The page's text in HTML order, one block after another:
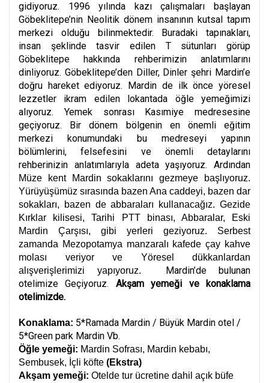
gidiyoruz. 1996 yılında kazı çalışmaları başlayan
Göbeklitepe’nin Neolitik dönem insanının kutsal tapım
merkezi olduğu bilinmektedir. Buradaki tapınakları,
insan şeklinde tasvir edilen T sütunları görüp
Göbeklitepe hakkında rehberimizin anlatımlarını
dinliyoruz. Göbeklitepe’den Diller, Dinler şehri Mardin’e
doğru hareket ediyoruz. Mardin de ilk önce yöresel
lezzetler ikram edilen lokantada öğle yemeğimizi
alıyoruz. Yemek sonrası Kasımiye medresesine
geçiyoruz. Bir dönem bölgenin en önemli eğitim
merkezi konumundaki bu medreseyi yapının
bölümlerini, felsefesini ve önemli detaylarını
rehberinizin anlatımlarıyla adeta yaşıyoruz. Ardından
Müze kent Mardin sokaklarını gezmeye başlıyoruz.
Yürüyüşümüz sırasında bazen Ana caddeyi, bazen dar
sokakları, bazen de abbaraları kullanacağız. Gezide
Kırklar kilisesi, Tarihi PTT binası, Abbaralar, Eski
Mardin Çarşısı, gibi yerleri geziyoruz. Serbest
zamanda Mezopotamya manzaralı kafede çay kahve
molası veriyor ve Yöresel dükkanlardan
alışverişlerimizi yapıyoruz.
Mardin’de bulunan
otelimize Geçiyoruz. Akşam yemeği ve konaklama
otelimizde.
Konaklama: 5*Ramada Mardin / Büyük Mardin otel /
5*Green park Mardin Vb.
Öğle yemeği: Mardin Sofrası, Mardin kebabı,
Sembusek, İçli köfte (Ekstra)
Akşam yemeği: Otelde tur ücretine dahil açık büfe